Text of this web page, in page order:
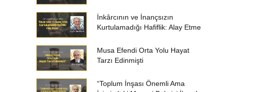
İnkârcının ve İnançsızın
Kurtulamadığı Hafiflik: Alay Etme
Musa Efendi Orta Yolu Hayat
Tarzı Edinmişti
“Toplum İnşası Önemli Ama